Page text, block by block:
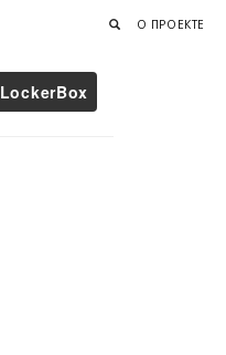
О ПРОЕКТЕ
LockerBox